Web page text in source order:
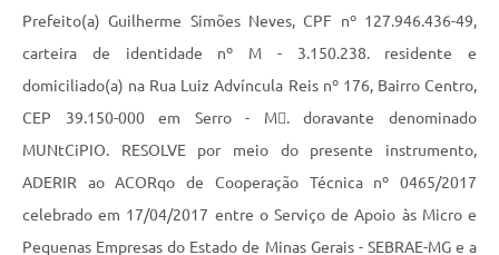
FAQ
Jornal
Links
Audiências Públicas
Prefeito(a) Guilherme Simões Neves, CPF nº 127.946.436-49,
carteira de identidade nº M - 3.150.238. residente e
domiciliado(a) na Rua Luiz Advíncula Reis nº 176, Bairro Centro,
CEP 39.150-000 em Serro - M􀄑. doravante denominado
MUNtCiPIO. RESOLVE por meio do presente instrumento,
ADERIR ao ACORqo de Cooperação Técnica nº 0465/2017
celebrado em 17/04/2017 entre o Serviço de Apoio às Micro e
Pequenas Empresas do Estado de Minas Gerais - SEBRAE-MG e a